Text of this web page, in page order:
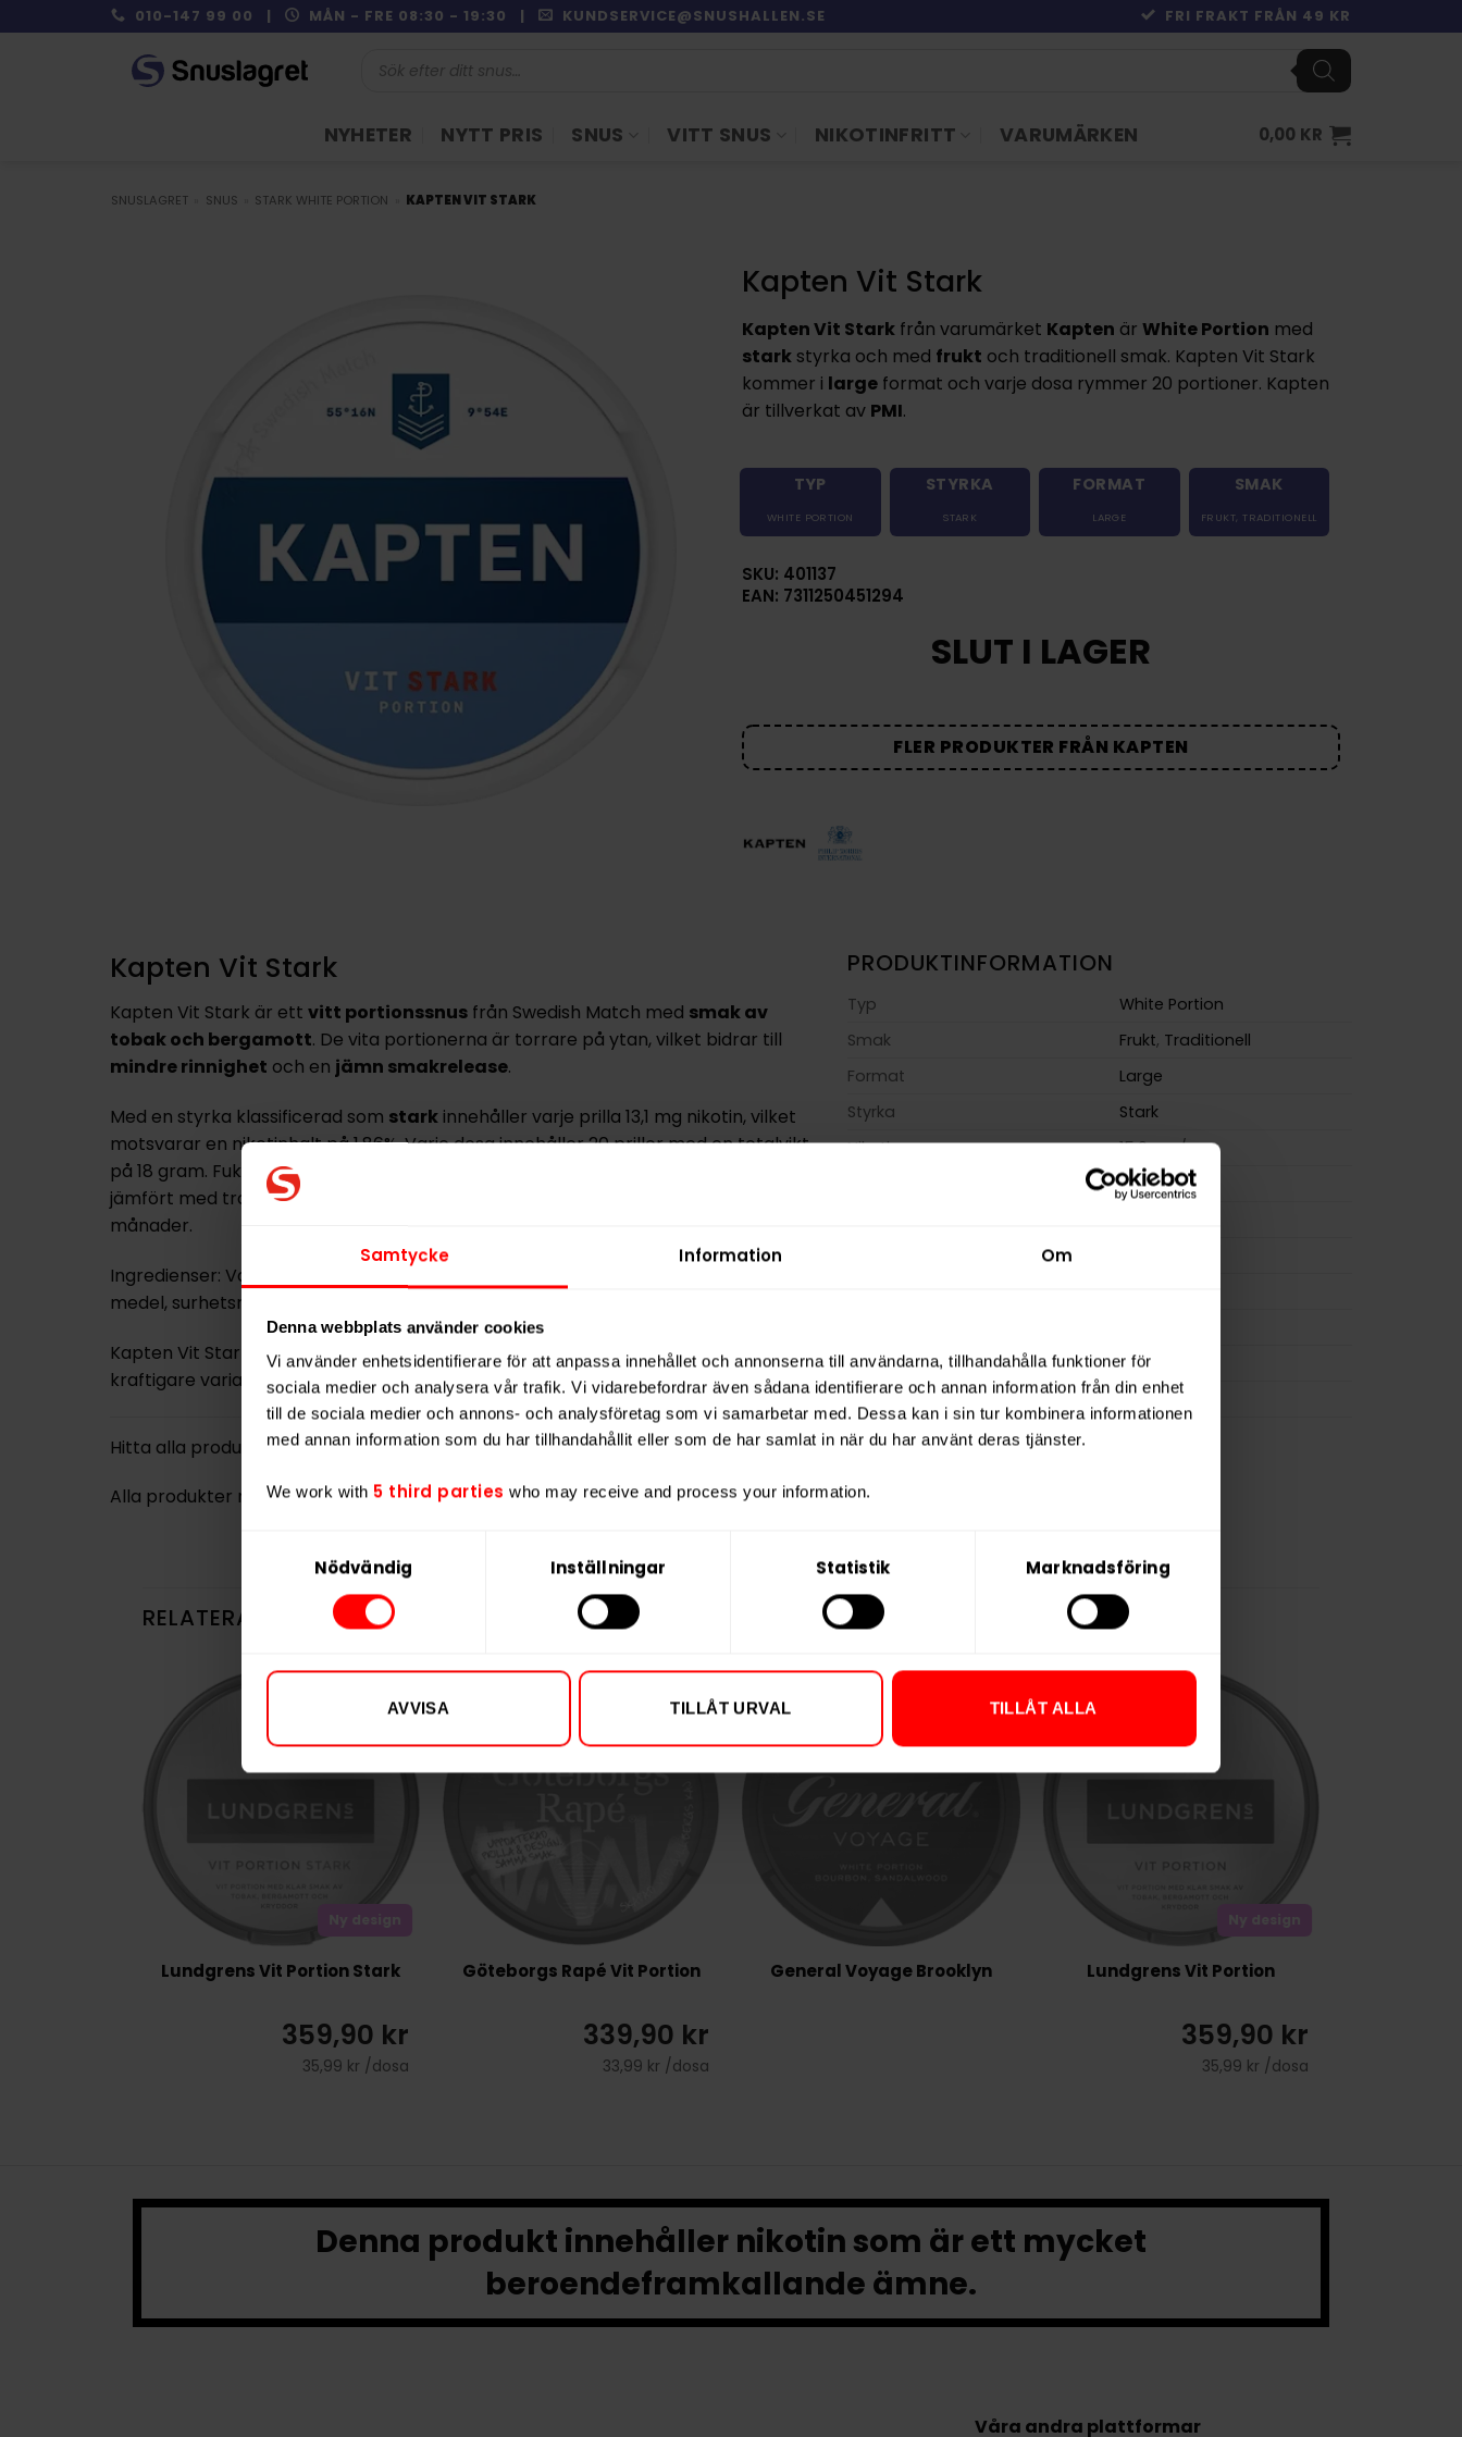
Samtycke Information Om
Denna webbplats använder cookies
Vi använder enhetsidentifierare för att anpassa innehållet och annonserna till användarna, tillhandahålla funktioner för
sociala medier och analysera vår trafik. Vi vidarebefordrar även sådana identifierare och annan information från din enhet
till de sociala medier och annons- och analysföretag som vi samarbetar med. Dessa kan i sin tur kombinera informationen
med annan information som du har tillhandahållit eller som de har samlat in när du har använt deras tjänster.
We work with 5 third parties who may receive and process your information.
Nödvändig Inställningar Statistik Marknadsföring
AVVISA TILLÅT URVAL TILLÅT ALLA
to
010-147 99 00 | MÅN - FRE 08:30 - 19:30 | KUNDSERVICE@SNUSHALLEN.SE FRI FRAKT FRÅN 49 KR
NYHETER NYTT PRIS SNUS VITT SNUS NIKOTINFRITT VARUMÄRKEN 0,00 KR
SNUSLAGRET SNUS STARK WHITE PORTION KAPTEN VIT STARK
Kapten Vit Stark
Kapten Vit Stark från varumärket Kapten är White Portion med
stark styrka och med frukt och traditionell smak. Kapten Vit Stark
kommer i large format och varje dosa rymmer 20 portioner. Kapten
är tillverkat av PMI.
TYP
WHITE PORTION
STYRKA
STARK
FORMAT
LARGE
SMAK
FRUKT,TRADITIONELL
SKU: 401137
EAN: 7311250451294
SLUT I LAGER
FLER PRODUKTER FRÅN KAPTEN
Kapten Vit Stark
Kapten Vit Stark är ett vitt portionssnusfrån Swedish Match med smak av
tobak och bergamott. De vita portionerna är torrare på ytan, vilket bidrar till
mindre rinnighet och en jämn smakrelease.
Med en styrka klassificerad som starkinnehåller varje prilla 13,1 mg nikotin, vilket
motsvarar en nikotinhalt på 1,86%. Varje dosa innehåller 20 prillor med en totalvikt
på 18 gram. Fukthalten ligger på 45,5%, vilket ger en balanserad användning
jämfört med traditionella portionssnus. Hållbarheten för produkten är cirka sex
månader.
Ingredienser: Vatten, tobak, smakförstärkare (koksalt), fuktighetsbevarande
medel, surhetsreglerande medel, lakrits, aromer.
Kapten Vit Stark ingår iKapten-serien, som även omfattar Kapten Vit samt den
kraftigare variantenKapten Vit Extra Stark.
Hitta alla produkter frånKapten
Alla produkter med smakenFrukt,Traditionell
PRODUKTINFORMATION
Typ
White Portion
Smak
Frukt, Traditionell
Format
Large
Styrka
Stark
Nikotin per gram
15,0 mg/g
13,5 mg
Varumärke
Kapten
Tillverkare
PMI
RELATERADE PRODUKTER
Ny design
Lundgrens Vit Portion Stark
359,90 kr
35,99 kr /dosa
Göteborgs Rapé Vit Portion
339,90 kr
33,99 kr /dosa
General Voyage Brooklyn
Ny design
Lundgrens Vit Portion
359,90 kr
35,99 kr /dosa
Denna produkt innehåller nikotin som är ett mycket
beroendeframkallande ämne.
Våra andra plattformar